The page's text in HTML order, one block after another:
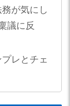
が気にし
議に反
レとチェ